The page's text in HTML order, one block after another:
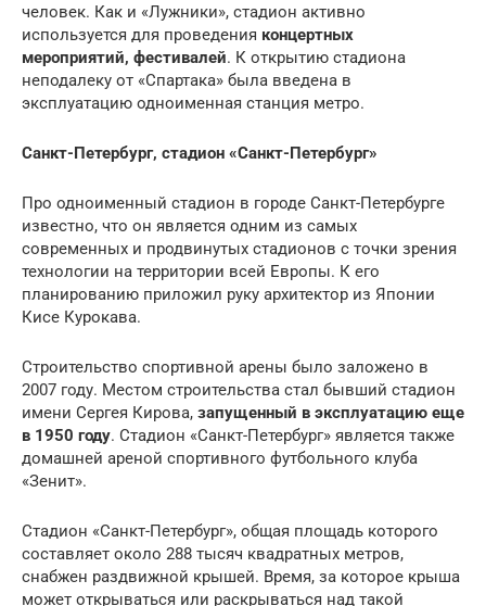
человек. Как и «Лужники», стадион активно
используется для проведения концертных
мероприятий, фестивалей. К открытию стадиона
неподалеку от «Спартака» была введена в
эксплуатацию одноименная станция метро.
Санкт-Петербург, стадион «Санкт-Петербург»
Про одноименный стадион в городе Санкт-Петербурге
известно, что он является одним из самых
современных и продвинутых стадионов с точки зрения
технологии на территории всей Европы. К его
планированию приложил руку архитектор из Японии
Кисе Курокава.
Строительство спортивной арены было заложено в
2007 году. Местом строительства стал бывший стадион
имени Сергея Кирова, запущенный в эксплуатацию еще
в 1950 году. Стадион «Санкт-Петербург» является также
домашней ареной спортивного футбольного клуба
«Зенит».
Стадион «Санкт-Петербург», общая площадь которого
составляет около 288 тысяч квадратных метров,
снабжен раздвижной крышей. Время, за которое крыша
может открываться или раскрываться над такой